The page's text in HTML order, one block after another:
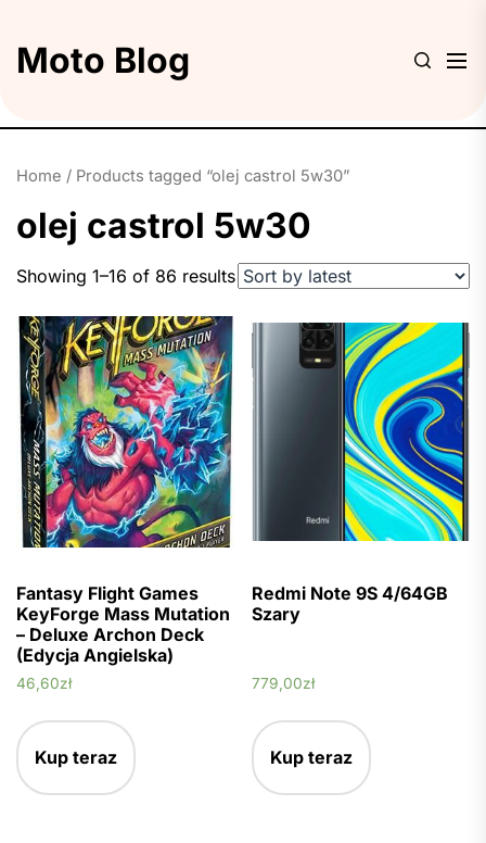
Moto Blog
Home / Products tagged “olej castrol 5w30”
olej castrol 5w30
Showing 1–16 of 86 results
Fantasy Flight Games
KeyForge Mass Mutation
– Deluxe Archon Deck
(Edycja Angielska)
46,60zł
Kup teraz
Redmi Note 9S 4/64GB
Szary
779,00zł
Kup teraz